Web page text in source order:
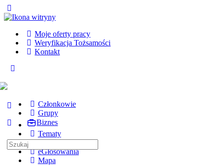
Side
Moje oferty pracy
Weryfikacja Tożsamości
Kontakt
Członkowie
Grupy
Biznes
Tematy
Kursy
eGłosowania
Mapa
Search
for: